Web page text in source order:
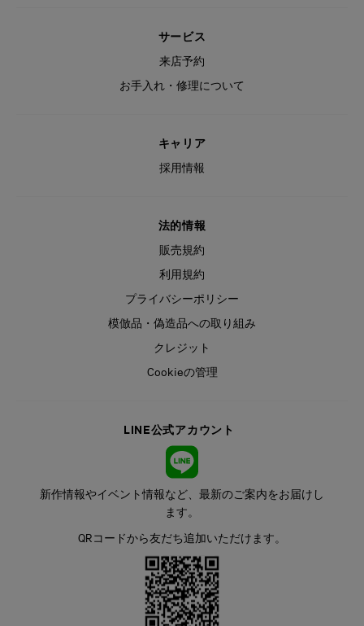
サービス
来店予約
お手入れ・修理について
キャリア
採用情報
法的情報
販売規約
利用規約
プライバシーポリシー
模倣品・偽造品への取り組み
クレジット
Cookieの管理
LINE公式アカウント
新作情報やイベント情報など、最新のご案内をお届けし
ます。
QRコードから友だち追加いただけます。